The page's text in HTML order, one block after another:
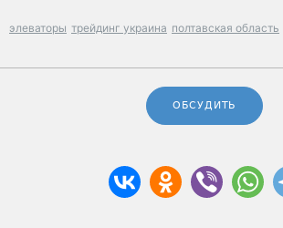
элеваторы трейдинг украина полтавская область
ОБСУДИТЬ